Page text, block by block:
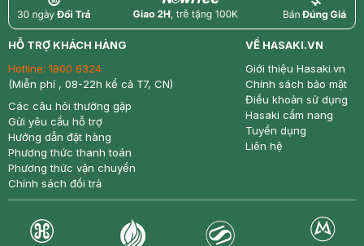
return nowfree price
HỖ TRỢ KHÁCH HÀNG
Hotline: 1800 6324
(Miễn phí , 08-22h kể cả T7, CN)
Các câu hỏi thường gặp
Gửi yêu cầu hỗ trợ
Hướng dẫn đặt hàng
Phương thức thanh toán
Phương thức vận chuyển
Chính sách đổi trả
VỀ HASAKI.VN
Giới thiệu Hasaki.vn
Chính sách bảo mật
Điều khoản sử dụng
Hasaki cẩm nang
Tuyển dụng
Liên hệ